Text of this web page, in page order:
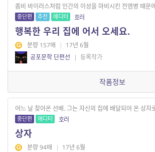
좀비 바이러스처럼 인간의 이성을 마비시킨 전염병 때문
중단편 추천 에디터 호러
행복한 우리 집에 어서 오세요.
분량 157매 | 17년 6월
공포문학 단편선
| 등록작가
작품정보
어느 날 찾아온 선배. 그는 자신의 집에 배달되어 온 상자
중단편 에디터 호러
상자
분량 94매 | 17년 6월